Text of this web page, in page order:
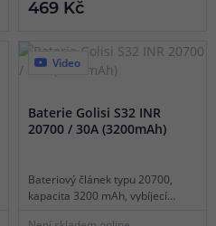
vhodné pro MTL vaping.
469 Kč
Video
Baterie Golisi S32 INR
20700 / 30A (3200mAh)
Bateriový článek typu 20700,
kapacita 3200 mAh, vybíjecí